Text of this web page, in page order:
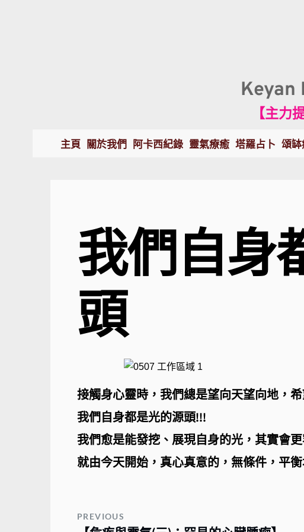
Keyan
【主力
主頁 關於我們 阿卡西紀錄 靈氣療癒 塔羅占卜 頌
我們自身
頭
接觸身心靈時，我們總是望向天望向地，
我們自身都是光的源頭!!!
我們愈是能發挖、展現自身的光，其實會
就由今天開始，真心真意的，無條件，平
PREVIOUS